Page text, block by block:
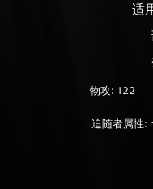
适
物攻: 122
追随者属性: